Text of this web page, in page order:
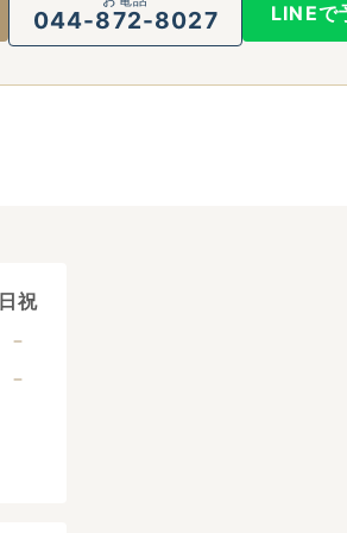
044-872-8027 LINEで
日祝